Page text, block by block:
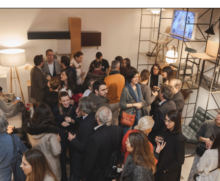
English Español Italiano Català